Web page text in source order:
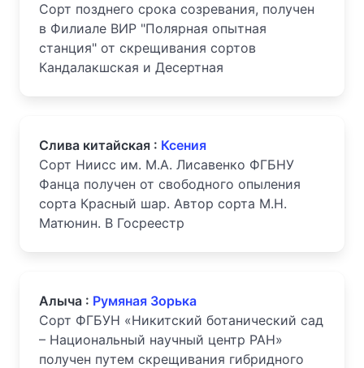
Сорт позднего срока созревания, получен
в Филиале ВИР "Полярная опытная
станция" от скрещивания сортов
Кандалакшская и Десертная
Слива китайская : Ксения
Сорт Ниисс им. М.А. Лисавенко ФГБНУ
Фанца получен от свободного опыления
сорта Красный шар. Автор сорта М.Н.
Матюнин. В Госреестр
Алыча : Румяная Зорька
Сорт ФГБУН «Никитский ботанический сад
– Национальный научный центр РАН»
получен путем скрещивания гибридного